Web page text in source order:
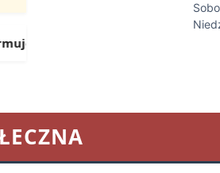
1 lipca można składać wnioski